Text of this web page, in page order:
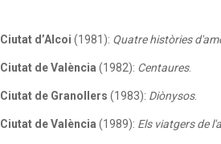
Ciutat d’Alcoi (1981): Quatre històries
Ciutat de València (1982): Centaures.
Ciutat de Granollers (1983): Diònysos.
Ciutat de València (1989): Els viatgers de